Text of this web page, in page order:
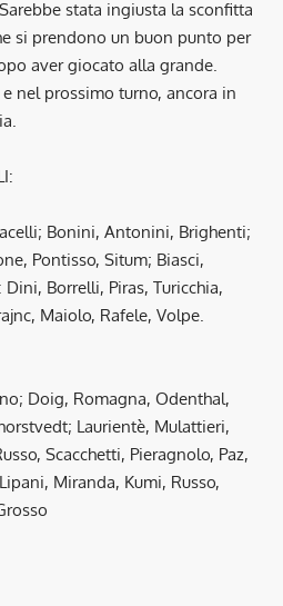
stata ingiusta la sconfitta
si prendono un buon punto per
aver giocato alla grande.
nel prossimo turno, ancora in
Bonini, Antonini, Brighenti;
Pontisso, Situm; Biasci,
Borrelli, Piras, Turicchia,
Maiolo, Rafele, Volpe.
Doig, Romagna, Odenthal,
Laurientè, Mulattieri,
Scacchetti, Pieragnolo, Paz,
Miranda, Kumi, Russo,